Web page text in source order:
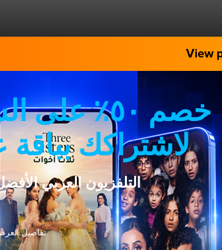
View
خصم ٥٠٪
لاشتراكك
التلفزيون العربي
تفاصيل